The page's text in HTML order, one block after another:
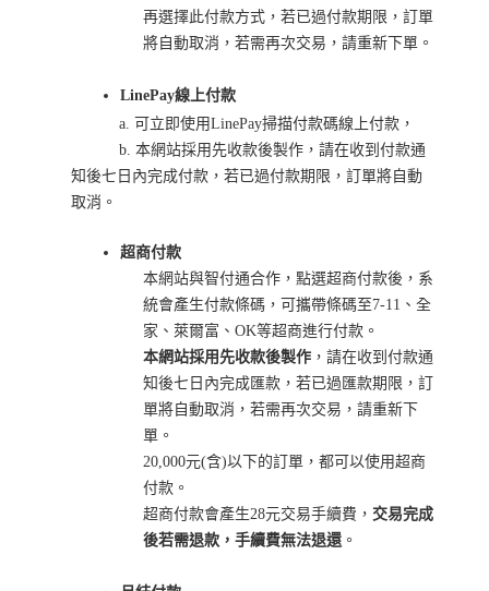
再選擇此付款方式，若已過付款期限，訂單
將自動取消，若需再次交易，請重新下單。
LinePay線上付款
a. 可立即使用LinePay掃描付款碼線上付款，
b. 本網站採用先收款後製作，請在收到付款通
知後七日內完成付款，若已過付款期限，訂單將自動
取消。
超商付款
本網站與智付通合作，點選超商付款後，系
統會產生付款條碼，可攜帶條碼至7-11、全
家、萊爾富、OK等超商進行付款。
本網站採用先收款後製作 ，請在收到付款通
知後七日內完成匯款，若已過匯款期限，訂
單將自動取消，若需再次交易，請重新下
單。
20,000元(含)以下的訂單，都可以使用超商
付款。
超商付款會產生28元交易手續費， 交易完成
後若需退款，手續費無法退還 。